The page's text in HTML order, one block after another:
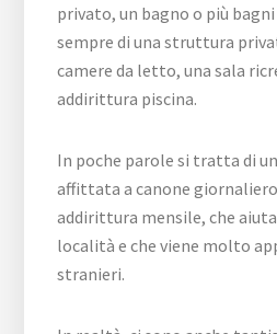
privato, un bagno o più
sempre di una struttura
camere da letto, una sala
addirittura piscina.
In poche parole si tratta di
affittata a canone
addirittura mensile, che
località e che viene molto
stranieri.